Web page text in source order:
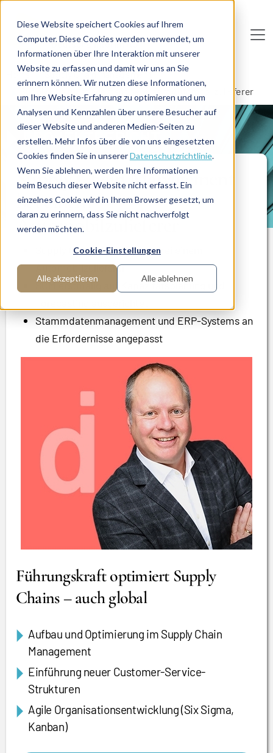
Diese Website speichert Cookies auf Ihrem
Computer. Diese Cookies werden verwendet, um
Informationen über Ihre Interaktion mit unserer
Website zu erfassen und damit wir uns an Sie
erinnern können. Wir nutzen diese Informationen,
um Ihre Website-Erfahrung zu optimieren und um
Analysen und Kennzahlen über unsere Besucher auf
dieser Website und anderen Medien-Seiten zu
erstellen. Mehr Infos über die von uns eingesetzten
Cookies finden Sie in unsererDatenschutzrichtlinie.
Wenn Sie ablehnen, werden Ihre Informationen
beim Besuch dieser Website nicht erfasst. Ein
einzelnes Cookie wird in Ihrem Browser gesetzt, um
daran zu erinnern, dass Sie nicht nachverfolgt
werden möchten.
Cookie-Einstellungen
Alle akzeptieren Alle ablehnen
Deutsc he InterimAG
Home
Supply Chain Management
Supply Chain Management bei einem Automobilzulieferer
PROJEKTBERICHT
Supply Chain Management
bei einem
Automobilzulieferer
Supply Chain Management bei einem
Automobilzulieferer
SCM erstmalig auf Kapazitätsplanung und
Stammdatenmanagement und ERP-Systems an
die Erfordernisse angepasst
Führungskraft optimiert Supply
Chains – auch global
Aufbau und Optimierung im Supply Chain
Management
Einführung neuer Customer-Service-
Strukturen
Agile Organisationsentwicklung (Six Sigma,
Kanban)